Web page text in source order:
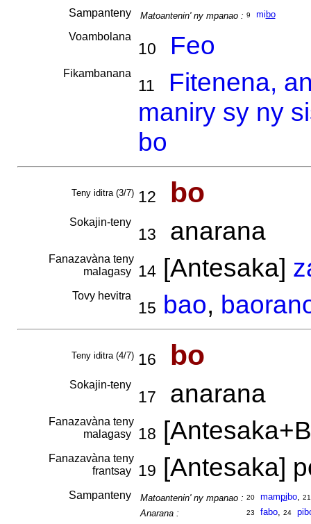
Sampanteny Matoantenin' ny mpanao : 9 mi bo
Voambolana
10 Feo
Fikambanana
11
Fitenena,
maniry sy ny
bo
Teny iditra (3/7) 12 bo
Sokajin-teny
13 anarana
Fanazavàna teny
malagasy
14[Antesaka]
Tovy hevitra
15 bao,
Teny iditra (4/7) 16 bo
Sokajin-teny
17 anarana
Fanazavàna teny
malagasy
18
Fanazavàna teny
frantsay
19 [Antesaka]
Sampanteny Matoantenin' ny mpanao : 20 mampi bo, 21
Anarana : 23 fabo, 24